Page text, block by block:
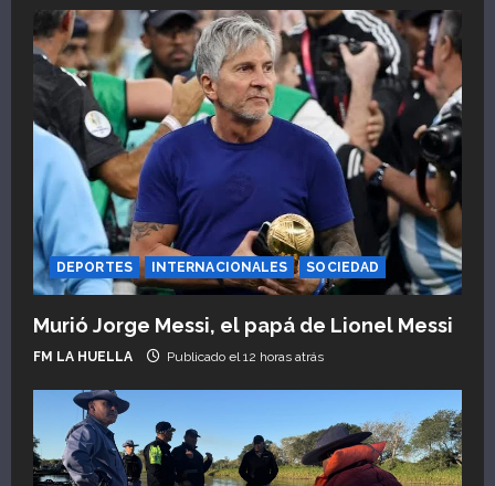
DEPORTES INTERNACIONALES SOCIEDAD
Murió Jorge Messi, el papá de Lionel Messi
FM LA HUELLA Publicado el 12 horas atrás